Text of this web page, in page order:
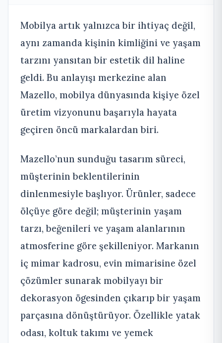
Mobilya artık yalnızca bir ihtiyaç değil,
aynı zamanda kişinin kimliğini ve yaşam
tarzını yansıtan bir estetik dil haline
geldi. Bu anlayışı merkezine alan
Mazello, mobilya dünyasında kişiye özel
üretim vizyonunu başarıyla hayata
geçiren öncü markalardan biri.
Mazello’nun sunduğu tasarım süreci,
müşterinin beklentilerinin
dinlenmesiyle başlıyor. Ürünler, sadece
ölçüye göre değil; müşterinin yaşam
tarzı, beğenileri ve yaşam alanlarının
atmosferine göre şekilleniyor. Markanın
iç mimar kadrosu, evin mimarisine özel
çözümler sunarak mobilyayı bir
dekorasyon ögesinden çıkarıp bir yaşam
parçasına dönüştürüyor. Özellikle yatak
odası, koltuk takımı ve yemek